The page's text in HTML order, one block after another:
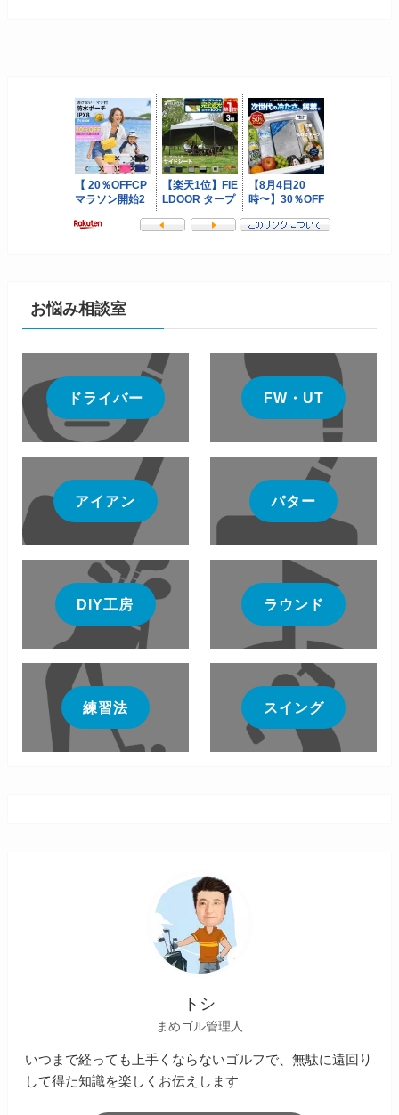
お悩み相談室
ドライバー
アイアン
DIY工房
練習法
FW・UT
パター
ラウンド
スイング
トシ
まめゴル管理人
いつまで経っても上手くならないゴルフで、無駄に遠回り
して得た知識を楽しくお伝えします